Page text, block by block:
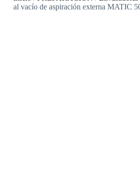
al vacío de aspiración externa MATIC